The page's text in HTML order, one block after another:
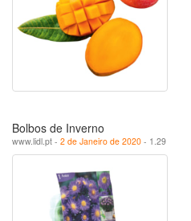
Bolbos de Inverno
www.lidl.pt - 2 de Janeiro de 2020 - 1.29